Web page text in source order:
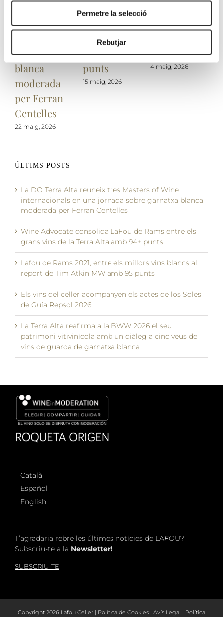
Permetre la selecció
Rebutjar
jornada
garnatxa
blanca
moderada
per Ferran
Centelles
22 maig, 2026
els grans
vins de la
Terra Alta
amb 94+
punts
15 maig, 2026
Tim Atkin
punts
4 maig, 2026
ÚLTIMS POSTS
La DO Terra Alta reuneix tres Masters of Wine
internacionals en una jornada sobre garnatxa blanca
moderada per Ferran Centelles
Wine Advocate consolida LaFou de Rams entre els
grans vins de la Terra Alta amb 94+ punts
Lafou de Rams 2021, entre els millors vins blancs al
report de Tim Atkin MW amb 95 punts
Els vins del celler acompanyen els actes de los Soles
de Guía Repsol 2026
La Terra Alta reafirma a la BWW 2026 el seu
patrimoni vitivinícola amb un diàleg a cinc veus de
vins de guarda de garnatxa blanca
Català
Español
English
T’agradaria rebre les últimes notícies de LAFOU?
Subscriu-te a la Newsletter!
SUBSCRIU-TE
Copyright 2026 Lafou Celler | Política de Cookies | Avís Legal i Política